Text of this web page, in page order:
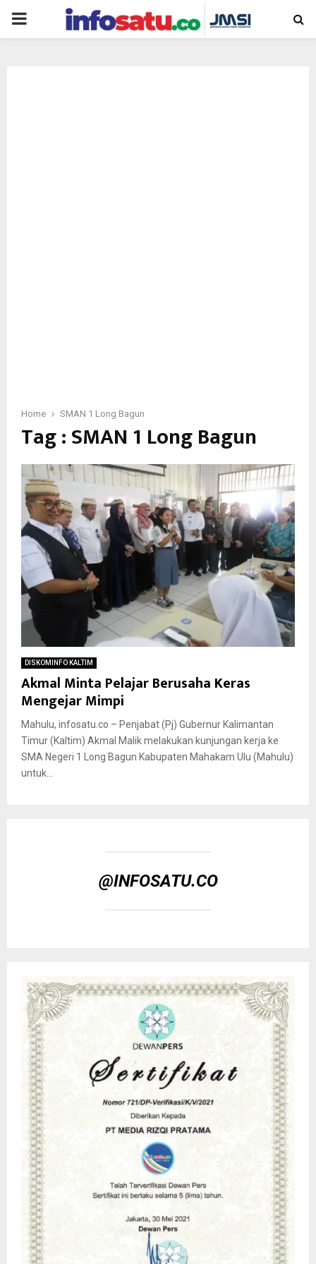
PRIMARY
Home SMAN 1 Long Bagun
Tag : SMAN 1 Long Bagun
DISKOMINFO KALTIM
Akmal Minta Pelajar Berusaha Keras
Mengejar Mimpi
Mahulu, infosatu.co – Penjabat (Pj) Gubernur Kalimantan
Timur (Kaltim) Akmal Malik melakukan kunjungan kerja ke
SMA Negeri 1 Long Bagun Kabupaten Mahakam Ulu (Mahulu)
untuk...
@INFOSATU.CO